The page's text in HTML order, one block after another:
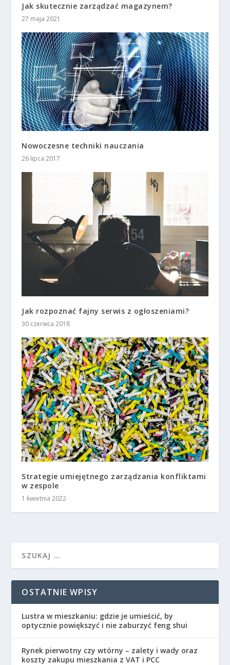
Jak skutecznie zarządzać magazynem?
27 maja 2021
Nowoczesne techniki nauczania
26 lipca 2017
Jak rozpoznać fajny serwis z ogłoszeniami?
30 czerwca 2018
Strategie umiejętnego zarządzania konfliktami
w zespole
1 kwietnia 2022
OSTATNIE WPISY
Lustra w mieszkaniu: gdzie je umieścić, by
optycznie powiększyć i nie zaburzyć feng shui
Rynek pierwotny czy wtórny – zalety i wady oraz
koszty zakupu mieszkania z VAT i PCC